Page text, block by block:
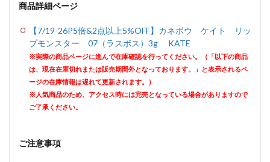
商品詳細ページ
【7/19-26P5倍&2点以上5%OFF】カネボウ ケイト リッ
プモンスター 07（ラスボス）3g KATE
※実際の商品ページに進んで在庫確認を行ってください。（「以下の商品
は、現在在庫切れまたは販売期間外となっております。」と表示されるペ
ージの在庫情報は遅れて更新されます。）
※人気商品のため、アクセス時には完売となっている場合がありますので
ご了承ください。
ご注意事項